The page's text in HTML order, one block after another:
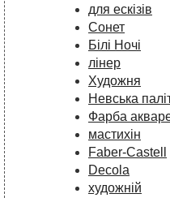
для ескізів
Сонет
Білі Ночі
лінер
Художня
Невська
Фарба
мастихін
Faber-Castell
Decola
художній